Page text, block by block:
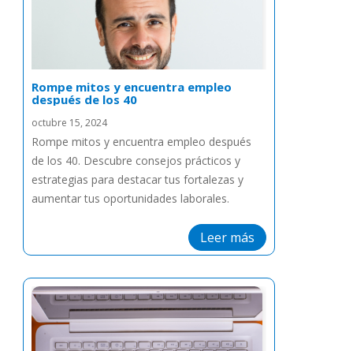
Rompe mitos y encuentra empleo
después de los 40
octubre 15, 2024
Rompe mitos y encuentra empleo después
de los 40. Descubre consejos prácticos y
estrategias para destacar tus fortalezas y
aumentar tus oportunidades laborales.
Leer más